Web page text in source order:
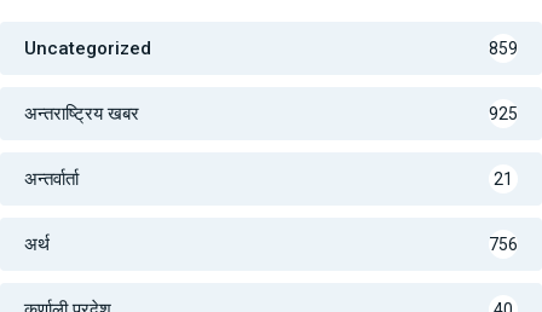
Uncategorized 859
अन्तराष्ट्रिय खबर 925
अन्तर्वार्ता 21
अर्थ 756